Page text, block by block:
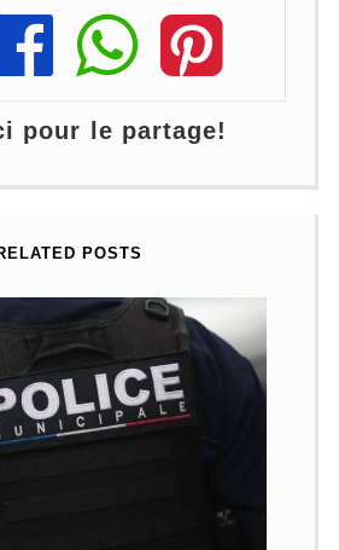
Share
Share
Share
pour le partage!
POSTS